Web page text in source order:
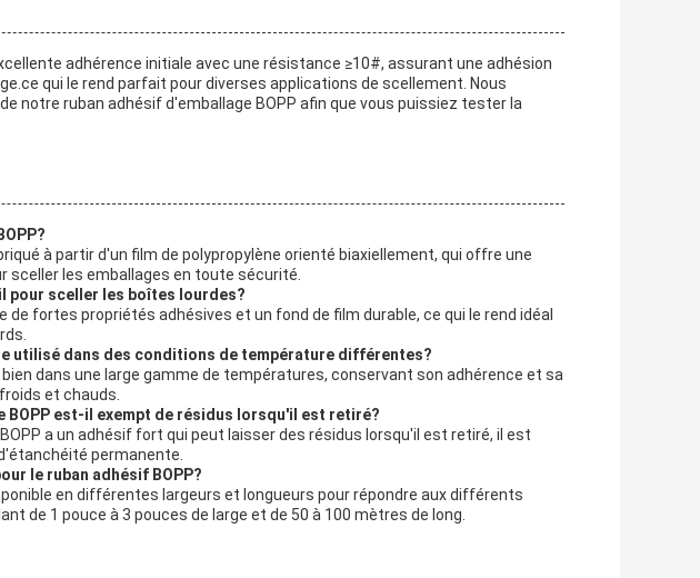
adhérence initiale avec une résistance ≥10#, assurant une adhésion
qui le rend parfait pour diverses applications de scellement. Nous
notre ruban adhésif d'emballage BOPP afin que vous puissiez tester la
à partir d'un film de polypropylène orienté biaxiellement, qui offre une
les emballages en toute sécurité.
pour sceller les boîtes lourdes?
de fortes propriétés adhésives et un fond de film durable, ce qui le rend idéal
utilisé dans des conditions de température différentes?
dans une large gamme de températures, conservant son adhérence et sa
et chauds.
BOPP est-il exempt de résidus lorsqu'il est retiré?
a un adhésif fort qui peut laisser des résidus lorsqu'il est retiré, il est
permanente.
le ruban adhésif BOPP?
en différentes largeurs et longueurs pour répondre aux différents
de 1 pouce à 3 pouces de large et de 50 à 100 mètres de long.